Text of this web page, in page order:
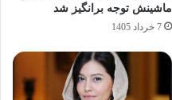
ماشینش توجه برانگیز شد
7 خرداد 1405